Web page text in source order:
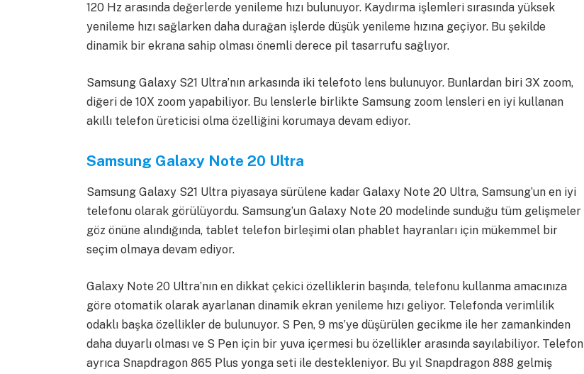
120 Hz arasında değerlerde yenileme hızı bulunuyor. Kaydırma işlemleri sırasında yüksek
yenileme hızı sağlarken daha durağan işlerde düşük yenileme hızına geçiyor. Bu şekilde
dinamik bir ekrana sahip olması önemli derece pil tasarrufu sağlıyor.
Samsung Galaxy S21 Ultra’nın arkasında iki telefoto lens bulunuyor. Bunlardan biri 3X zoom,
diğeri de 10X zoom yapabiliyor. Bu lenslerle birlikte Samsung zoom lensleri en iyi kullanan
akıllı telefon üreticisi olma özelliğini korumaya devam ediyor.
Samsung Galaxy Note 20 Ultra
Samsung Galaxy S21 Ultra piyasaya sürülene kadar Galaxy Note 20 Ultra, Samsung’un en iyi
telefonu olarak görülüyordu. Samsung’un Galaxy Note 20 modelinde sunduğu tüm gelişmeler
göz önüne alındığında, tablet telefon birleşimi olan phablet hayranları için mükemmel bir
seçim olmaya devam ediyor.
Galaxy Note 20 Ultra’nın en dikkat çekici özelliklerin başında, telefonu kullanma amacınıza
göre otomatik olarak ayarlanan dinamik ekran yenileme hızı geliyor. Telefonda verimlilik
odaklı başka özellikler de bulunuyor. S Pen, 9 ms’ye düşürülen gecikme ile her zamankinden
daha duyarlı olması ve S Pen için bir yuva içermesi bu özellikler arasında sayılabiliyor. Telefon
ayrıca Snapdragon 865 Plus yonga seti ile destekleniyor. Bu yıl Snapdragon 888 gelmiş